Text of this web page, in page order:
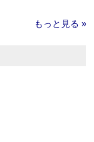
もっと見る »